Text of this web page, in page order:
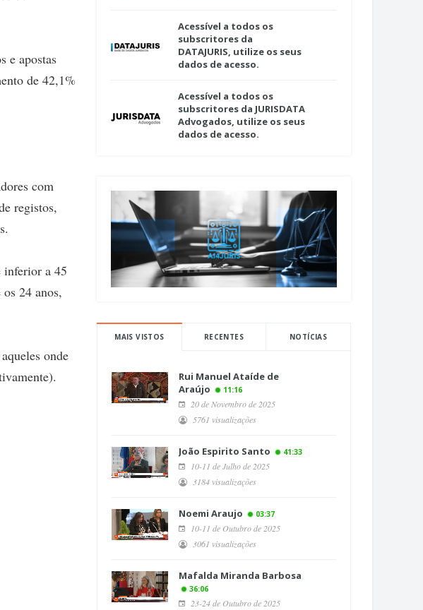
e apostas
de 42,1%
com
registos,
inferior a 45
24 anos,
onde
Acessível a todos os
subscritores da
DATAJURIS, utilize os seus
dados de acesso.
Acessível a todos os
subscritores da JURISDATA
Advogados, utilize os seus
dados de acesso.
MAIS VISTOS RECENTES NOTÍCIAS
Rui Manuel Ataíde de
Araújo
11:16
20 de Novembro de 2025
5761 visualizações
João Espirito Santo 41:33
10-11 de Julho de 2025
3184 visualizações
Noemi Araujo 03:37
10-11 de Outubro de 2025
3061 visualizações
Mafalda Miranda Barbosa
36:06
23-24 de Outubro de 2025